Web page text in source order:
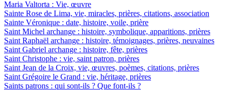
Maria Valtorta : Vie, œuvre
Sainte Rose de Lima, vie, miracles, prières, citations, association
Sainte Véronique : date, histoire, voile, prière
Saint Michel archange : histoire, symbolique, apparitions, prières
Saint Raphaël archange : histoire, témoignages, prières, neuvaines
Saint Gabriel archange : histoire, fête, prières
Saint Christophe : vie, saint patron, prières
Saint Jean de la Croix, vie, œuvres, poèmes, citations, prières
Saint Grégoire le Grand : vie, héritage, prières
Saints patrons : qui sont-ils ? Que font-ils ?